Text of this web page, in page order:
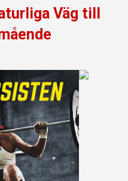
Väg till